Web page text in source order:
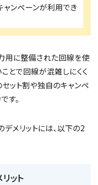
ャンペーンが利用でき
用に整備された回線を使
とで回線が混雑しにくく
セット割や独自のキャンペ
す。
メリットには、以下の2
ット